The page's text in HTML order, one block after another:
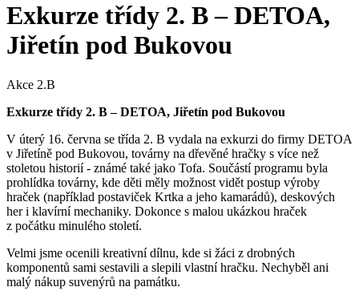
Exkurze třídy 2. B – DETOA,
Jiřetín pod Bukovou
Akce 2.B
Exkurze třídy 2. B – DETOA, Jiřetín pod Bukovou
V úterý 16. června se třída 2. B vydala na exkurzi do firmy DETOA
v Jiřetíně pod Bukovou, továrny na dřevěné hračky s více než
stoletou historií - známé také jako Tofa. Součástí programu byla
prohlídka továrny, kde děti měly možnost vidět postup výroby
hraček (například postaviček Krtka a jeho kamarádů), deskových
her i klavírní mechaniky. Dokonce s malou ukázkou hraček
z počátku minulého století.
Velmi jsme ocenili kreativní dílnu, kde si žáci z drobných
komponentů sami sestavili a slepili vlastní hračku. Nechyběl ani
malý nákup suvenýrů na památku.